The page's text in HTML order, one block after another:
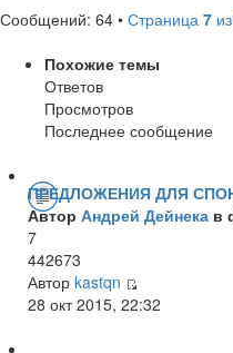
Сообщений: 64 • Страница 7 из
Похожие темы
Ответов
Просмотров
Последнее сообщение
ПРЕДЛОЖЕНИЯ ДЛЯ
Автор Андрей Дейнека в
7
442673
Автор kastqn
28 окт 2015, 22:32